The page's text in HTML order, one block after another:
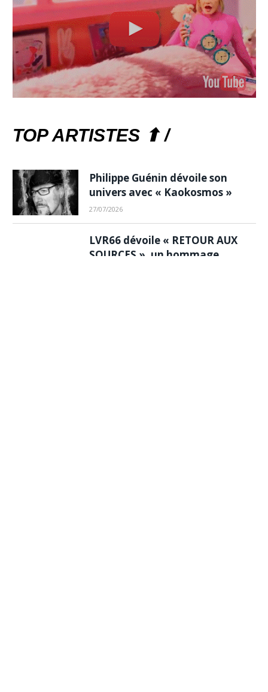
TOP ARTISTES ⬆ /
Philippe Guénin dévoile son
univers avec « Kaokosmos »
27/07/2026
LVR66 dévoile « RETOUR AUX
SOURCES », un hommage